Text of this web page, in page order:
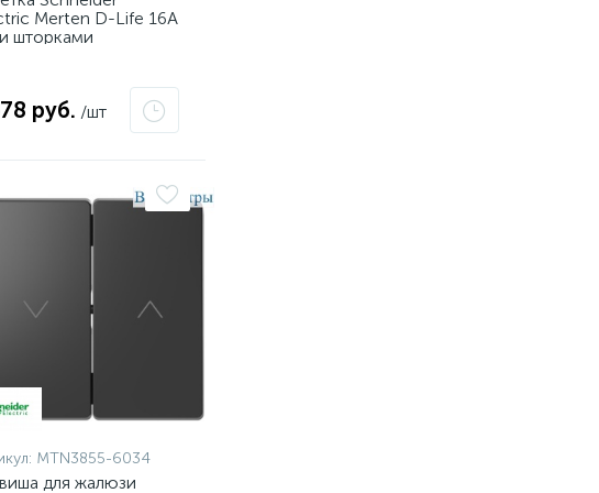
Merten D-Life 16A
шторками
руб. /шт
MTN3855-6034
для жалюзи